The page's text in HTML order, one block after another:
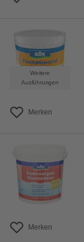
Weitere
Ausführungen
Merken
Merken